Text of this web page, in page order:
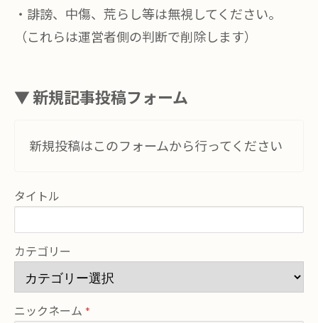
・誹謗、中傷、荒らし等は無視してください。
（これらは運営者側の判断で削除します）
▼ 新規記事投稿フォーム
新規投稿はこのフォームから行ってください
タイトル
カテゴリー
ニックネーム